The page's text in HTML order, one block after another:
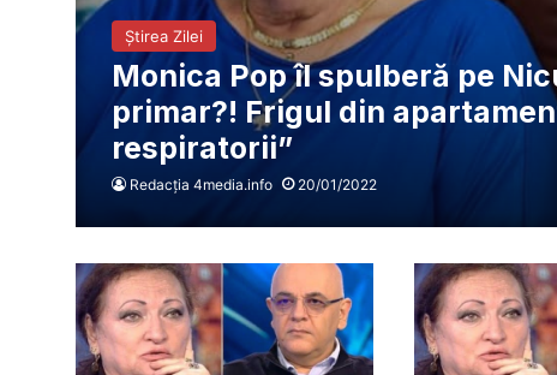
Știrea Zilei
Monica Pop îl spulberă pe
primar?! Frigul din
respiratorii”
Redacția 4media.info 20/01/2022